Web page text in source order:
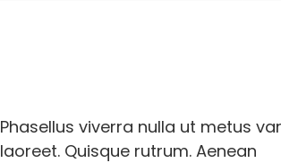
Phasellus viverra nulla ut metus
laoreet. Quisque rutrum. Aenean